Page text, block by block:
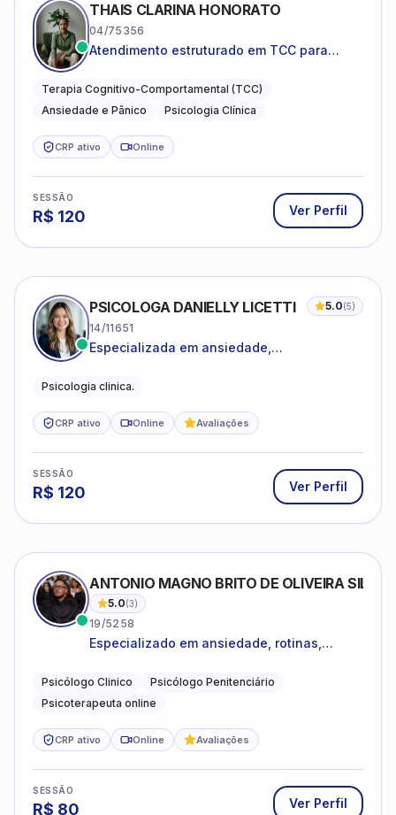
THAIS CLARINA HONORATO
04/75356
Atendimento estruturado em TCC para
excessiva
Terapia Cognitivo-Comportamental (TCC)
Ansiedade e Pânico
Psicologia Clínica
CRP ativo Online
SESSÃO
R$ 120 Ver Perfil
PSICOLOGA DANIELLY LICETTI 5.0(5)
14/11651
Especializada em ansiedade,
Psicologia clinica.
CRP ativo Online Avaliações
SESSÃO
R$ 120 Ver Perfil
ANTONIO MAGNO BRITO DE OLIVEIRA SILVA
5.0(3)
19/5258
Especializado em ansiedade, rotinas,
familiares e questões comportamentais.
Psicólogo Clinico
Psicólogo Penitenciário
Psicoterapeuta online
CRP ativo Online Avaliações
SESSÃO
R$ 80 Ver Perfil